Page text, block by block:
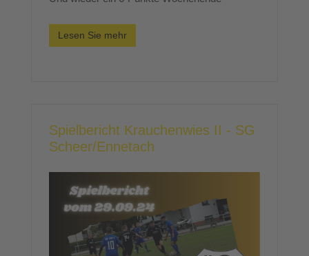
Lesen Sie mehr
Spielbericht Krauchenwies II - SG
Scheer/Ennetach